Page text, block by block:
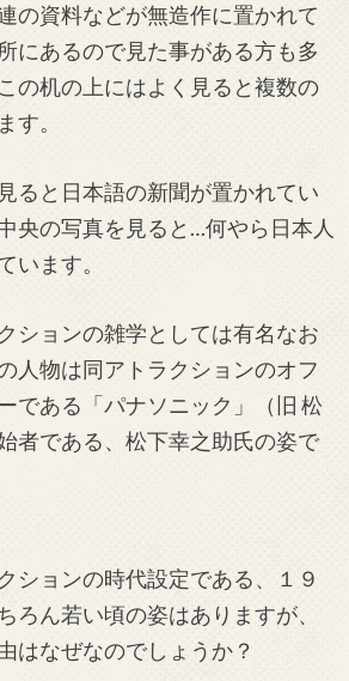
の資料などが無造作に置かれて
にあるので見た事がある方も多
の机の上にはよく見ると複数の
す。
ると日本語の新聞が置かれてい
央の写真を見ると…何やら日本人
います。
ションの雑学としては有名なお
人物は同アトラクションのオフ
である「パナソニック」（旧 松
者である、松下幸之助氏の姿で
ションの時代設定である、１９
ろん若い頃の姿はありますが、
はなぜなのでしょうか？